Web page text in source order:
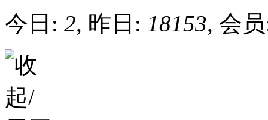
今日: 2, 昨日: 18153, 会